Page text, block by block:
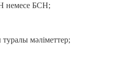
немесе БСН;
мәліметтер;